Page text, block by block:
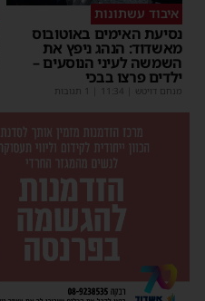
איבוד עשתונות
נסיעת האימים באוטובוס
מאשדוד: הנהג ניפץ את
השמשה לעיני הנוסעים –
ילדים פרצו בבכי
מנחם דויטש 11:34